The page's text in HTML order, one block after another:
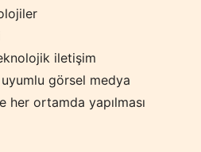
iletişim
görsel medya
ortamda yapılması